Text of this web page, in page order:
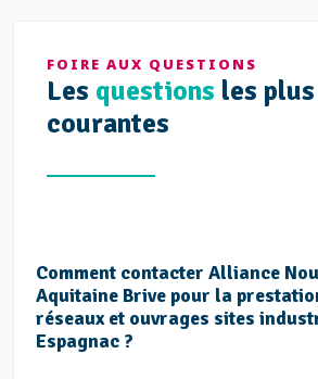
FOIRE AUX QUESTIONS
Les questions les plus
courantes
Comment contacter Alliance
Aquitaine Brive pour la
réseaux et ouvrages sites
Espagnac ?